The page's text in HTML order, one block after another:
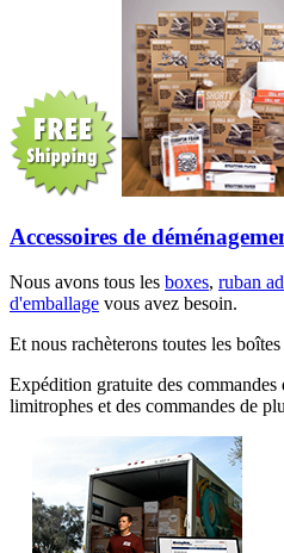
Accessoires de
Nous avons tous les boxes, ruban
d'emballage vous avez besoin.
Et nous rachèterons toutes les
Expédition gratuite des commandes
limitrophes et des commandes de